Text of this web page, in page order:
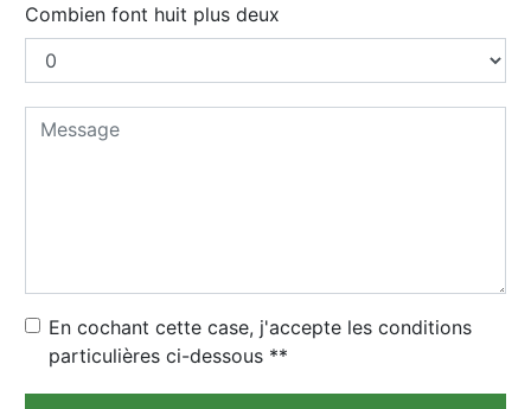
Combien font huit plus deux
En cochant cette case, j'accepte les conditions
particulières ci-dessous **